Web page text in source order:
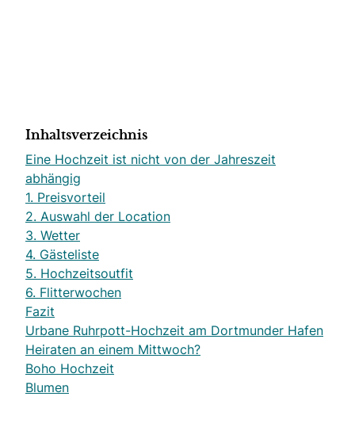
Inhaltsverzeichnis
Eine Hochzeit ist nicht von der Jahreszeit
abhängig
1. Preisvorteil
2. Auswahl der Location
3. Wetter
4. Gästeliste
5. Hochzeitsoutfit
6. Flitterwochen
Fazit
Urbane Ruhrpott-Hochzeit am Dortmunder Hafen
Heiraten an einem Mittwoch?
Boho Hochzeit
Blumen